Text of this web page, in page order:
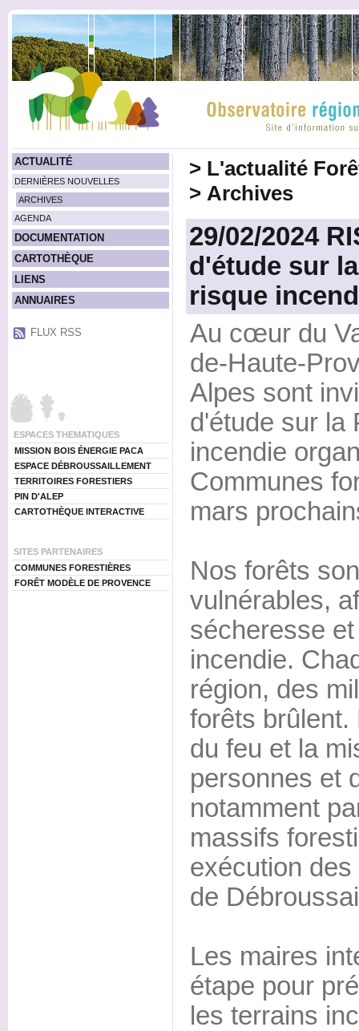
ACTUALITÉ
DERNIÈRES NOUVELLES
ARCHIVES
AGENDA
DOCUMENTATION
CARTOTHÈQUE
LIENS
ANNUAIRES
FLUX RSS
ESPACES THEMATIQUES
MISSION BOIS ÉNERGIE PACA
ESPACE DÉBROUSSAILLEMENT
TERRITOIRES FORESTIERS
PIN D'ALEP
CARTOTHÈQUE INTERACTIVE
SITES PARTENAIRES
COMMUNES FORESTIÈRES
FORÊT MODÈLE DE PROVENCE
> L'actualité
> Archives
29/02/2024
d'étude sur
risque
Au cœur du
de-Haute-
Alpes sont
d'étude sur la
incendie
Communes
mars
Nos forêts
vulnérables,
sécheresse
incendie.
région, des
forêts brûlent.
du feu et la
personnes et
notamment
massifs
exécution
de
Les maires
étape pour
les terrains